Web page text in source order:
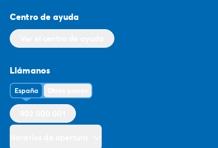
Centro de ayuda
Llámanos
España